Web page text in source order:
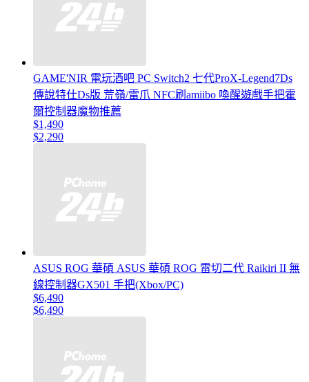
GAME'NIR 電玩酒吧 PC Switch2 七代ProX-Legend7Ds
傳說特仕Ds版 荒嶺/雷爪 NFC刷amiibo 喚醒遊戲手把霍
爾控制器魔物推薦
$1,490
$2,290
ASUS ROG 華碩 ASUS 華碩 ROG 雷切二代 Raikiri II 無
線控制器GX501 手把(Xbox/PC)
$6,490
$6,490